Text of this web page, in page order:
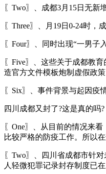
〖Two〗、成都3月15日无新
〖Three〗、月19日0-24时，
〖Four〗、同时出现“一男子
〖Five〗、这些关于成都教
造官方文件模板炮制虚假政
〖Six〗、事件背景与起因疫
四川成都又封了?这是真的吗?
〖One〗、从目前的情况来
比较严格的防疫工作。所以
〖Two〗、四川省成都市针
人轻微犯罪记录封存制度已